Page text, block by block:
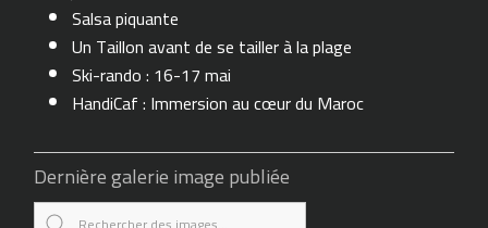
Salsa piquante
Un Taillon avant de se tailler à la plage
Ski-rando : 16-17 mai
HandiCaf : Immersion au cœur du Maroc
Dernière galerie image publiée